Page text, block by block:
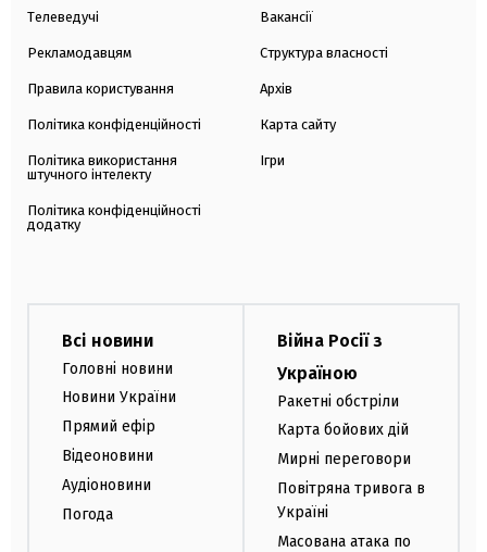
Телеведучі
Рекламодавцям
Правила користування
Політика конфіденційності
Політика використання
штучного інтелекту
Політика конфіденційності
додатку
Вакансії
Структура власності
Архів
Карта сайту
Ігри
Всі новини
Головні новини
Новини України
Прямий ефір
Відеоновини
Аудіоновини
Погода
Війна Росії з
Україною
Ракетні обстріли
Карта бойових дій
Мирні переговори
Повітряна тривога в
Україні
Масована атака по